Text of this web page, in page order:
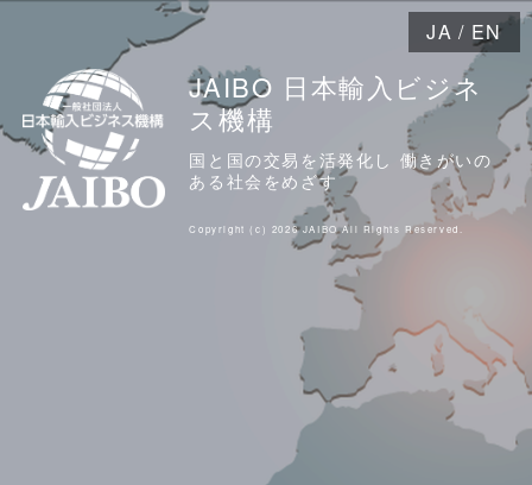
JAIBO 日本輸入ビジネ
ス機構
国と国の交易を活発化し 働きがいの
ある社会をめざす
Copyright (c) 2026 JAIBO All Rights Reserved.
JA / EN